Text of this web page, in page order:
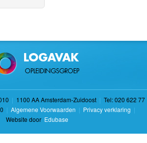
| 1100 AA Amsterdam-Zuidoost | Tel: 020 622 77
| Algemene Voorwaarden | Privacy verklaring |
Website door Edubase